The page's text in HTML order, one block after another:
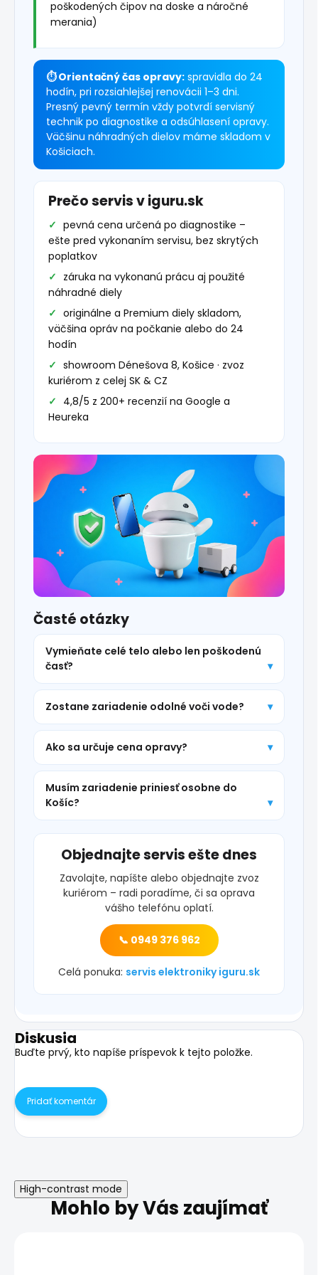
poškodených čipov na doske a náročné
merania)
⏱ Orientačný čas opravy: spravidla do 24
hodín, pri rozsiahlejšej renovácii 1–3 dni.
Presný pevný termín vždy potvrdí servisný
technik po diagnostike a odsúhlasení opravy.
Väčšinu náhradných dielov máme skladom v
Košiciach.
Prečo servis v iguru.sk
pevná cena určená po diagnostike –
ešte pred vykonaním servisu, bez skrytých
poplatkov
záruka na vykonanú prácu aj použité
náhradné diely
originálne a Premium diely skladom,
väčšina opráv na počkanie alebo do 24
hodín
showroom Dénešova 8, Košice · zvoz
kuriérom z celej SK & CZ
4,8/5 z 200+ recenzií na Google a
Heureka
Časté otázky
Vymieňate celé telo alebo len poškodenú
časť?
Zostane zariadenie odolné voči vode?
Ako sa určuje cena opravy?
Musím zariadenie priniesť osobne do
Košíc?
Objednajte servis ešte dnes
Zavolajte, napíšte alebo objednajte zvoz
kuriérom – radi poradíme, či sa oprava
vášho telefónu oplatí.
📞 0949 376 962
Celá ponuka: servis elektroniky iguru.sk
Diskusia
Buďte prvý, kto napíše príspevok k tejto položke.
Pridať komentár
High-contrast mode
Mohlo by Vás zaujímať